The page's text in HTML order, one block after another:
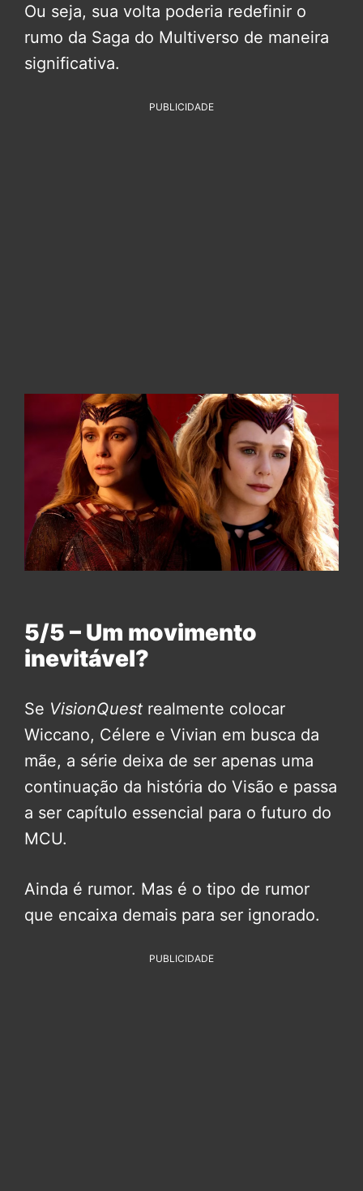
Ou seja, sua volta poderia redefinir o
rumo da Saga do Multiverso de maneira
significativa.
PUBLICIDADE
5/5 – Um movimento
inevitável?
Se VisionQuest realmente colocar
Wiccano, Célere e Vivian em busca da
mãe, a série deixa de ser apenas uma
continuação da história do Visão e passa
a ser capítulo essencial para o futuro do
MCU.
Ainda é rumor. Mas é o tipo de rumor
que encaixa demais para ser ignorado.
PUBLICIDADE